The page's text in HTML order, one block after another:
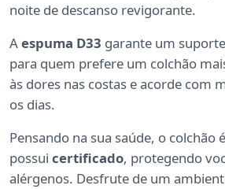
noite de descanso revigorante.
Aespuma D33 garante um
para quem prefere um colchão
às dores nas costas e acorde com
os dias.
Pensando na sua saúde, o colchão é
possui certificado, protegendo
alérgenos. Desfrute de um